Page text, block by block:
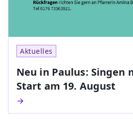
Aktuelles
Neu in Paulus: Singen
Start am 19. August